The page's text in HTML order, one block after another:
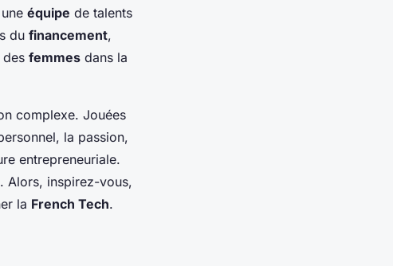
équipe de talents
du financement,
femmes dans la
complexe. Jouées
la passion,
entrepreneuriale.
. Alors, inspirez-vous,
la French Tech.